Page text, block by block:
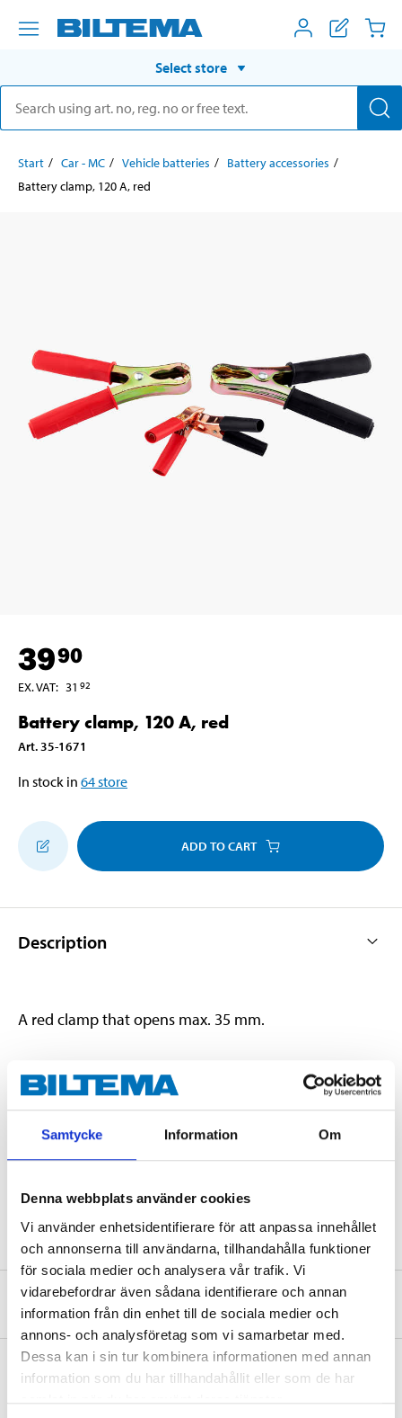
Samtycke Information Om
Denna webbplats använder cookies
Vi använder enhetsidentifierare för att anpassa innehållet
och annonserna till användarna, tillhandahålla funktioner
för sociala medier och analysera vår trafik. Vi
vidarebefordrar även sådana identifierare och annan
information från din enhet till de sociala medier och
annons- och analysföretag som vi samarbetar med.
Dessa kan i sin tur kombinera informationen med annan
information som du har tillhandahållit eller som de har
Select store
Start Car - MC Vehicle batteries
Battery accessories
Battery clamp, 120 A, red
3990
EX. VAT: 31 92
Battery clamp, 120 A, red
Art. 35-1671
In stock in 64store
ADD TO CART
Description
A red clamp that opens max. 35 mm.
Technical specifications
Current
120 A
Colour
Red
About the manufacturer